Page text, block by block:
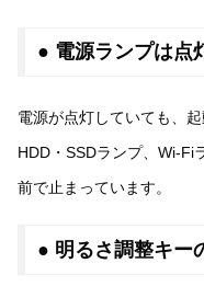
● 電源ランプは点
電源が点灯していても、
HDD・SSDランプ、Wi-Fi
前で止まっています。
● 明るさ調整キー